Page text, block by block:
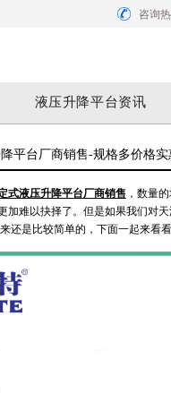
咨询
液压升降平台资讯
平台厂商销售-规格多价格
式液压升降平台厂商销售 ，数量
加难以抉择了。但是如果我们对
还是比较简单的，下面一起来看看